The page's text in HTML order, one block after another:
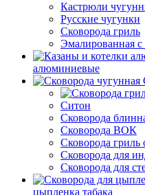
Кастрюли
Русские чугунки
Сковорода гриль
Эмалированная
алюминиевые
Ситон
Сковорода
Сковорода ВОК
Сковорода гриль
Сковорода для
Сковорода для
цыпленка табака